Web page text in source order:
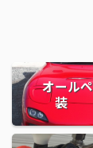
オール
装